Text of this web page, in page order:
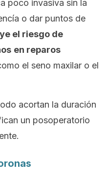
poco invasiva sin la
o dar puntos de
el riesgo de
en reparos
el seno maxilar o el
acortan la duración
un posoperatorio